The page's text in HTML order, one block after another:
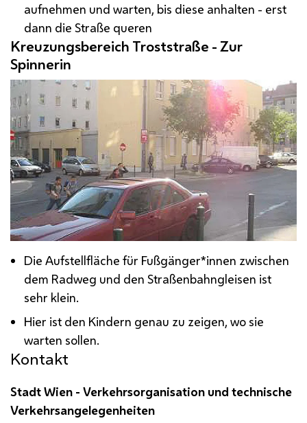
aufnehmen und warten, bis diese anhalten - erst
dann die Straße queren
Kreuzungsbereich Troststraße - Zur
Spinnerin
Die Aufstellfläche für Fußgänger*innen zwischen
dem Radweg und den Straßenbahngleisen ist
sehr klein.
Hier ist den Kindern genau zu zeigen, wo sie
warten sollen.
Kontakt
Stadt Wien - Verkehrsorganisation und technische
Verkehrsangelegenheiten